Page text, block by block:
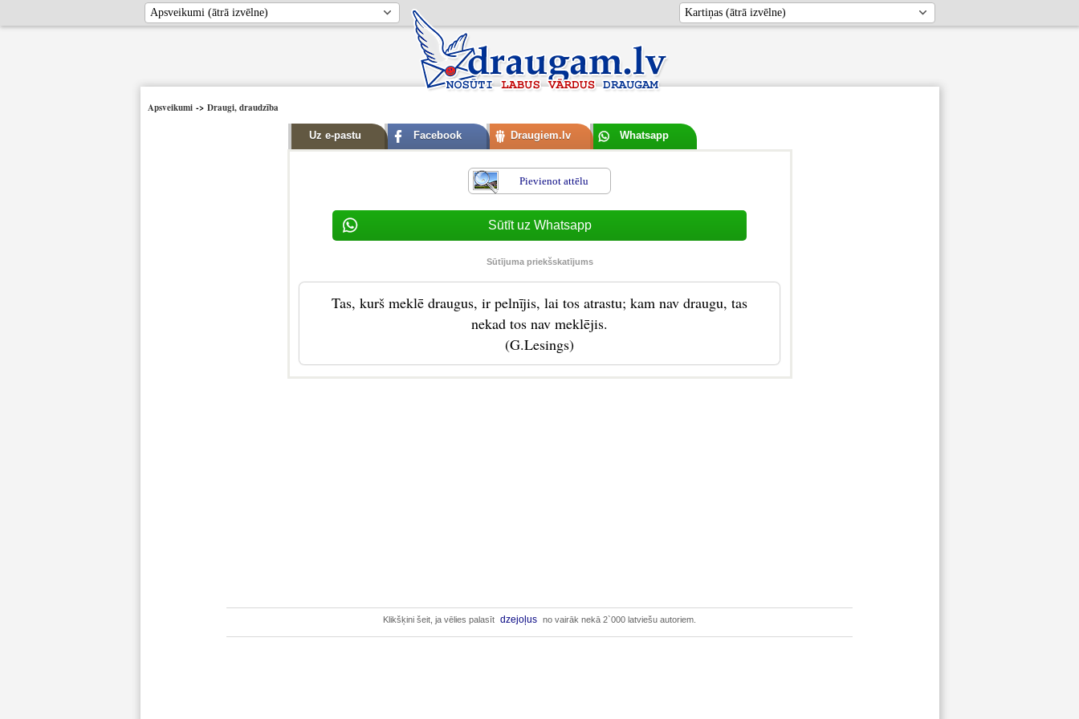
Apsveikumi-> Draugi, draudzība
Uz e-pastu Facebook Draugiem.lv Whatsapp
Pievienot attēlu
Sūtīt uz Whatsapp
Sūtījuma priekšskatījums
Tas, kurš meklē draugus, ir pelnījis, lai tos atrastu; kam nav draugu, tas
nekad tos nav meklējis.
(G.Lesings)
Klikšķini šeit, ja vēlies palasīt dzejoļus no vairāk nekā 2`000 latviešu autoriem.